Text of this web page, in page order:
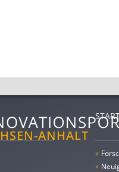
»
»